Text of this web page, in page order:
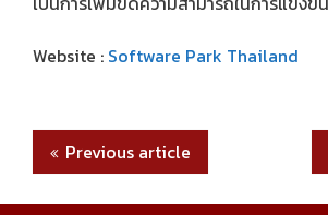
Website : Software Park Thailand
Previous article